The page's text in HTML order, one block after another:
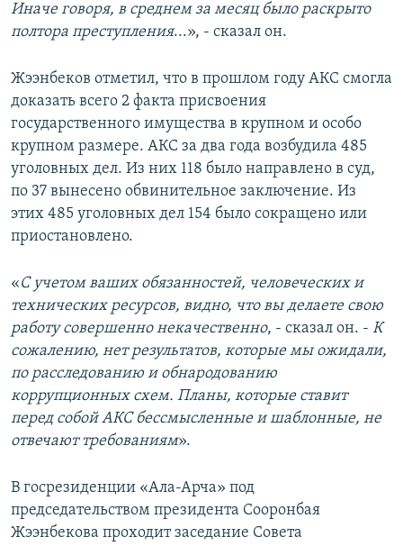
Иначе говоря, в среднем за месяц было раскрыто
полтора преступления...», - сказал он.
Жээнбеков отметил, что в прошлом году АКС смогла
доказать всего 2 факта присвоения
государственного имущества в крупном и особо
крупном размере. АКС за два года возбудила 485
уголовных дел. Из них 118 было направлено в суд,
по 37 вынесено обвинительное заключение. Из
этих 485 уголовных дел 154 было сокращено или
приостановлено.
«С учетом ваших обязанностей, человеческих и
технических ресурсов, видно, что вы делаете свою
работу совершенно некачественно, - сказал он. - К
сожалению, нет результатов, которые мы ожидали,
по расследованию и обнародованию
коррупционных схем. Планы, которые ставит
перед собой АКС бессмысленные и шаблонные, не
отвечают требованиям».
В госрезиденции «Ала-Арча» под
председательством президента Сооронбая
Жээнбекова проходит заседание Совета